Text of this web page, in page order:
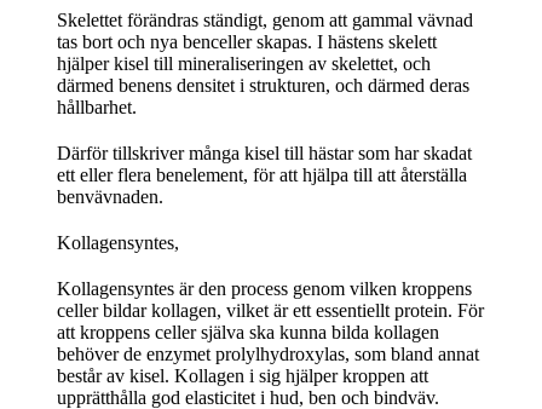
Skelettet förändras ständigt, genom att gammal vävnad
tas bort och nya benceller skapas. I hästens skelett
hjälper kisel till mineraliseringen av skelettet, och
därmed benens densitet i strukturen, och därmed deras
hållbarhet.
Därför tillskriver många kisel till hästar som har skadat
ett eller flera benelement, för att hjälpa till att återställa
benvävnaden.
Kollagensyntes,
Kollagensyntes är den process genom vilken kroppens
celler bildar kollagen, vilket är ett essentiellt protein. För
att kroppens celler själva ska kunna bilda kollagen
behöver de enzymet prolylhydroxylas, som bland annat
består av kisel. Kollagen i sig hjälper kroppen att
upprätthålla god elasticitet i hud, ben och bindväv.